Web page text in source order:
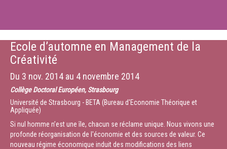
Ecole d’automne en Management de la
Créativité
Du 3 nov. 2014 au 4 novembre 2014
Collège Doctoral Européen, Strasbourg
Université de Strasbourg - BETA (Bureau d'Economie Théorique et
Appliquée)
Si nul homme n’est une île, chacun se réclame unique. Nous vivons une
profonde réorganisation de l'économie et des sources de valeur. Ce
nouveau régime économique induit des modifications des liens